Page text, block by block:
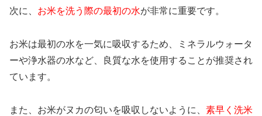
次に、 お米を洗う際の最初の水が非常に重要です。
お米は最初の水を一気に吸収するため、ミネラルウォータ
ーや浄水器の水など、良質な水を使用することが推奨され
ています。
また、お米がヌカの匂いを吸収しないように、 素早く洗米